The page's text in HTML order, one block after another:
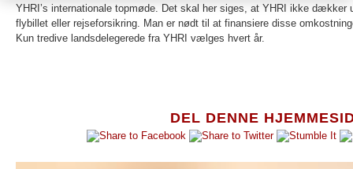
DEL DENNE
YHRI’s internationale topmøde. Det skal her siges, at YHRI ikke dækker
flybillet eller rejseforsikring. Man er nødt til at finansiere disse
Kun tredive landsdelegerede fra YHRI vælges hvert år.